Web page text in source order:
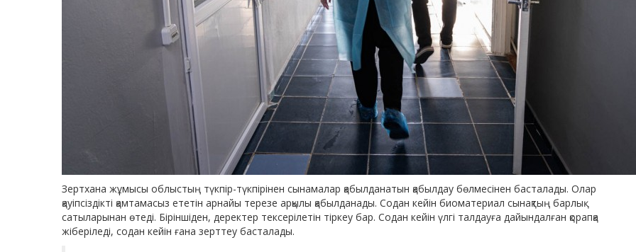
Зертхана жұмысы облыстың түкпір-түкпірінен сынамалар қабылданатын қабылдау бөлмесінен басталады. Олар
қауіпсіздікті қамтамасыз ететін арнайы терезе арқылы қабылданады. Содан кейін биоматериал сынақтың барлық
сатыларынан өтеді. Біріншіден, деректер тексерілетін тіркеу бар. Содан кейін үлгі талдауға дайындалған қорапқа
жіберіледі, содан кейін ғана зерттеу басталады.